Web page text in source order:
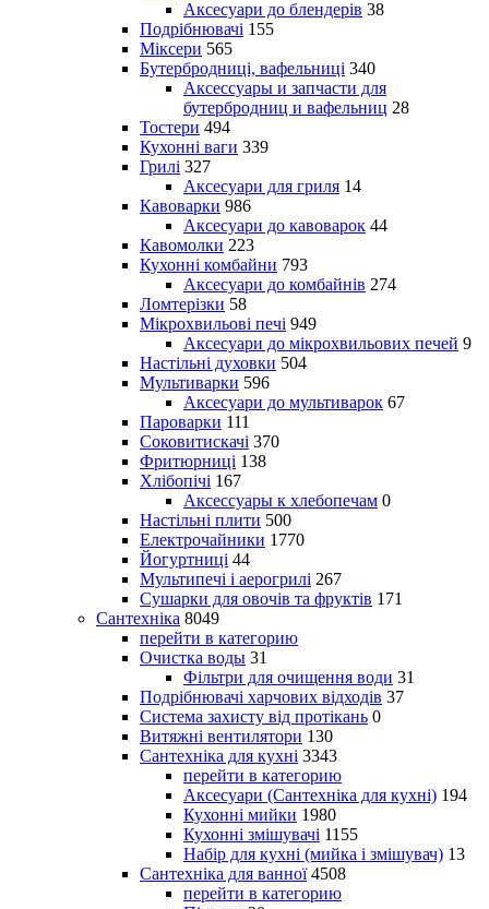
Аксесуари до блендерів 38
Подрібнювачі 155
Міксери 565
Бутербродниці, вафельниці 340
Аксессуары и запчасти для
бутербродниц и вафельниц 28
Тостери 494
Кухонні ваги 339
Грилі 327
Аксесуари для гриля 14
Кавоварки 986
Аксесуари до кавоварок 44
Кавомолки 223
Кухонні комбайни 793
Аксесуари до комбайнів 274
Ломтерізки 58
Мікрохвильові печі 949
Аксесуари до мікрохвильових печей 9
Настільні духовки 504
Мультиварки 596
Аксесуари до мультиварок 67
Пароварки 111
Соковитискачі 370
Фритюрниці 138
Хлібопічі 167
Аксессуары к хлебопечам 0
Настільні плити 500
Електрочайники 1770
Йогуртниці 44
Мультипечі і аерогрилі 267
Сушарки для овочів та фруктів 171
Сантехніка 8049
перейти в категорию
Очистка воды 31
Фільтри для очищення води 31
Подрібнювачі харчових відходів 37
Система захисту від протікань 0
Витяжні вентилятори 130
Сантехніка для кухні 3343
перейти в категорию
Аксесуари (Сантехніка для кухні) 194
Кухонні мийки 1980
Кухонні змішувачі 1155
Набір для кухні (мийка і змішувач) 13
Сантехніка для ванної 4508
перейти в категорию